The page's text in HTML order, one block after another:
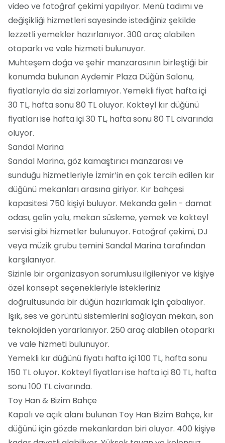
video ve fotoğraf çekimi yapılıyor. Menü tadımı ve
değişikliği hizmetleri sayesinde istediğiniz şekilde
lezzetli yemekler hazırlanıyor. 300 araç alabilen
otoparkı ve vale hizmeti bulunuyor.
Muhteşem doğa ve şehir manzarasının birleştiği bir
konumda bulunan Aydemir Plaza Düğün Salonu,
fiyatlarıyla da sizi zorlamıyor. Yemekli fiyat hafta içi
30 TL, hafta sonu 80 TL oluyor. Kokteyl kır düğünü
fiyatları ise hafta içi 30 TL, hafta sonu 80 TL civarında
oluyor.
Sandal Marina
Sandal Marina, göz kamaştırıcı manzarası ve
sunduğu hizmetleriyle İzmir’in en çok tercih edilen kır
düğünü mekanları arasına giriyor. Kır bahçesi
kapasitesi 750 kişiyi buluyor. Mekanda gelin - damat
odası, gelin yolu, mekan süsleme, yemek ve kokteyl
servisi gibi hizmetler bulunuyor. Fotoğraf çekimi, DJ
veya müzik grubu temini Sandal Marina tarafından
karşılanıyor.
Sizinle bir organizasyon sorumlusu ilgileniyor ve kişiye
özel konsept seçenekleriyle istekleriniz
doğrultusunda bir düğün hazırlamak için çabalıyor.
Işık, ses ve görüntü sistemlerini sağlayan mekan, son
teknolojiden yararlanıyor. 250 araç alabilen otoparkı
ve vale hizmeti bulunuyor.
Yemekli kır düğünü fiyatı hafta içi 100 TL, hafta sonu
150 TL oluyor. Kokteyl fiyatları ise hafta içi 80 TL, hafta
sonu 100 TL civarında.
Toy Han & Bizim Bahçe
Kapalı ve açık alanı bulunan Toy Han Bizim Bahçe, kır
düğünü için gözde mekanlardan biri oluyor. 400 kişiye